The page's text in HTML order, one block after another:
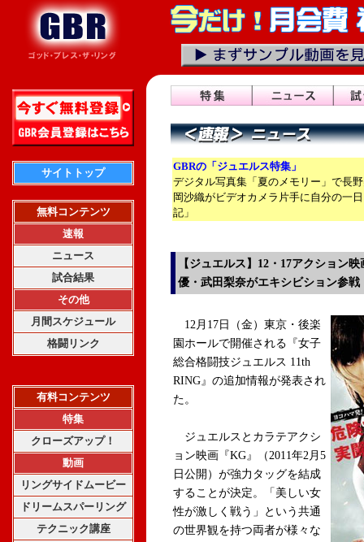
サイトトップ
無料コンテンツ
速報
ニュース
試合結果
その他
月間スケジュール
格闘リンク
有料コンテンツ
特集
クローズアップ！
動画
リングサイドムービー
ドリームスパーリング
テクニック講座
GBRの「ジュエルス特集」
デジタル写真集「夏のメモリー」で長
岡沙織がビデオカメラ片手に自分の一
記」
【ジュエルス】12・17アクション
優・武田梨奈がエキシビション参戦
12月17日（金）東京・後楽
園ホールで開催される『女子
総合格闘技ジュエルス 11th
RING』の追加情報が発表され
た。
ジュエルスとカラテアクシ
ョン映画『KG』（2011年2月5
日公開）が強力タッグを結成
することが決定。「美しい女
性が激しく戦う」という共通
の世界観を持つ両者が様々な